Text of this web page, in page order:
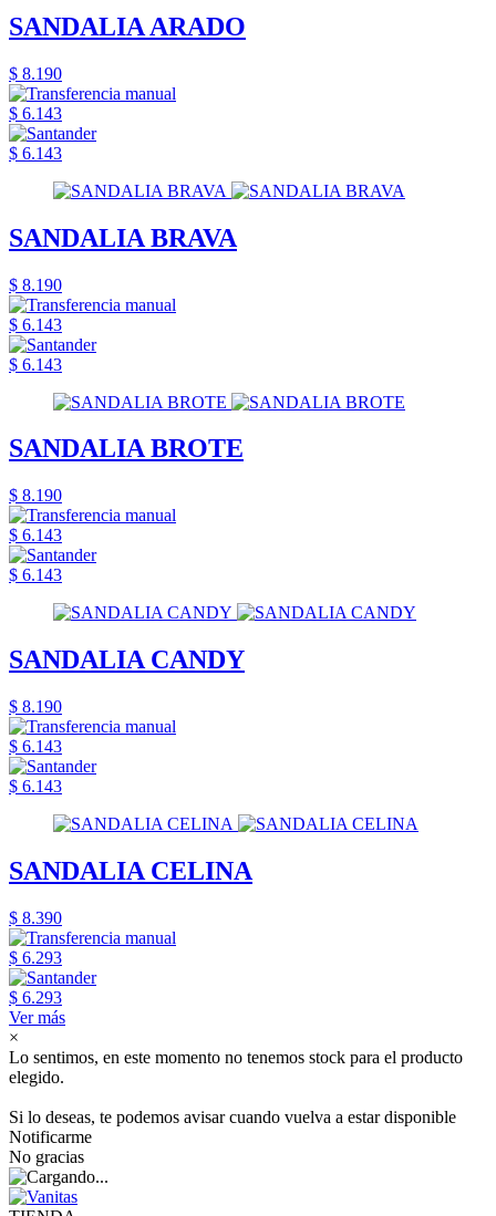
SANDALIA ARADO
$ 8.190
$ 6.143
$ 6.143
SANDALIA BRAVA
$ 8.190
$ 6.143
$ 6.143
SANDALIA BROTE
$ 8.190
$ 6.143
$ 6.143
SANDALIA CANDY
$ 8.190
$ 6.143
$ 6.143
SANDALIA CELINA
$ 8.390
$ 6.293
$ 6.293
Ver más
×
Lo sentimos, en este momento no tenemos stock para el producto
elegido.
Si lo deseas, te podemos avisar cuando vuelva a estar disponible
Notificarme
No gracias